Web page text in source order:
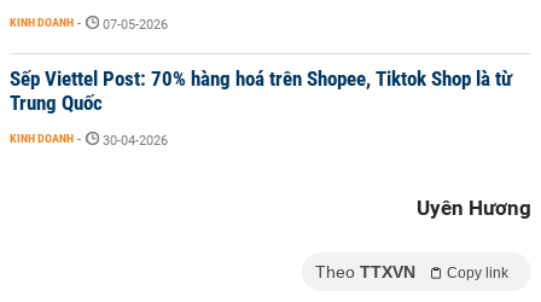
KINH DOANH - 07-05-2026
Sếp Viettel Post: 70% hàng hoá trên Shopee, Tiktok Shop là từ
Trung Quốc
KINH DOANH - 30-04-2026
Uyên Hương
Theo TTXVN Copy link